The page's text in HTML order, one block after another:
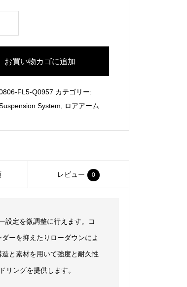
お買い物カゴに追加
FL5-Q0957 カテゴリー:
System, ロアアーム
レビュー 0
設定を微調整に行えます。コ
ーを抑えたりローダウンによ
と素材を用いて強度と耐久性
リングを提供します。